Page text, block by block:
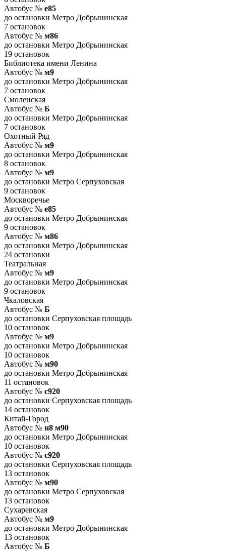
Автобус № е85
до остановки Метро Добрынинская
7 остановок
Автобус № м86
до остановки Метро Добрынинская
19 остановок
Библиотека имени Ленина
Автобус № м9
до остановки Метро Добрынинская
7 остановок
Смоленская
Автобус № Б
до остановки Метро Добрынинская
7 остановок
Охотный Ряд
Автобус № м9
до остановки Метро Добрынинская
8 остановок
Автобус № м9
до остановки Метро Серпуховская
9 остановок
Москворечье
Автобус № е85
до остановки Метро Добрынинская
9 остановок
Автобус № м86
до остановки Метро Добрынинская
24 остановки
Театральная
Автобус № м9
до остановки Метро Добрынинская
9 остановок
Чкаловская
Автобус № Б
до остановки Серпуховская площадь
10 остановок
Автобус № м9
до остановки Метро Добрынинская
10 остановок
Автобус № м90
до остановки Метро Добрынинская
11 остановок
Автобус № с920
до остановки Серпуховская площадь
14 остановок
Китай-Город
Автобус № н8 м90
до остановки Метро Добрынинская
10 остановок
Автобус № с920
до остановки Серпуховская площадь
13 остановок
Автобус № м90
до остановки Метро Серпуховская
13 остановок
Сухаревская
Автобус № м9
до остановки Метро Добрынинская
13 остановок
Автобус № Б